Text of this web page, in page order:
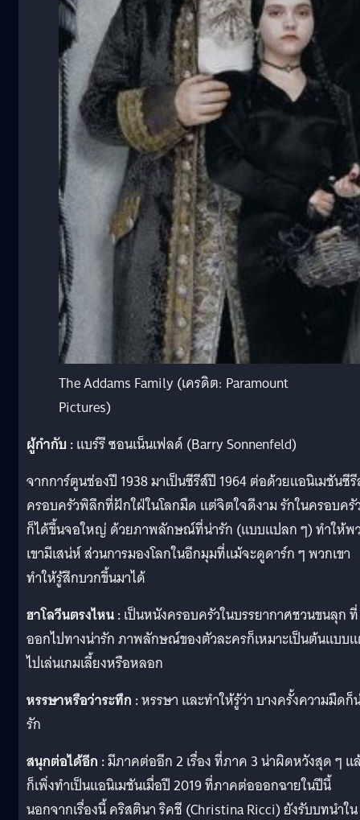
The Addams Family (เครดิต: Paramount
Pictures)
ผู้กำกับ :แบร์รี ซอนเน็นเฟลด์ (Barry Sonnenfeld)
จากการ์ตูนช่องปี 1938 มาเป็นซีรีส์ปี 1964 ต่อด้วยแอนิเมชันซี
ครอบครัวพิลึกที่ฝักใฝ่ในโลกมืด แต่จิตใจดีงาม รักในครอบครั
ก็ได้ขึ้นจอใหญ่ ด้วยภาพลักษณ์ที่น่ารัก (แบบแปลก ๆ) ทำให้พ
เขามีเสน่ห์ ส่วนการมองโลกในอีกมุมที่แม้จะดูดาร์ก ๆ พวกเขา
ทำให้รู้สึกบวกขึ้นมาได้
ฮาโลวีนตรงไหน :เป็นหนังครอบครัวในบรรยากาศชวนขนลุก ที่
ออกไปทางน่ารัก ภาพลักษณ์ของตัวละครก็เหมาะเป็นต้นแบบ
ไปเล่นเกมเลี้ยงหรือหลอก
หรรษาหรือว่าระทึก :หรรษา และทำให้รู้ว่า บางครั้งความมืดก็
รัก
สนุกต่อได้อีก :มีภาคต่ออีก 2 เรื่อง ที่ภาค 3 น่าผิดหวังสุด ๆ แ
ก็เพิ่งทำเป็นแอนิเมชันเมื่อปี 2019 ที่ภาคต่อออกฉายในปีนี้
นอกจากเรื่องนี้ คริสตินา ริคชี (Christina Ricci) ยังรับบทนำใน